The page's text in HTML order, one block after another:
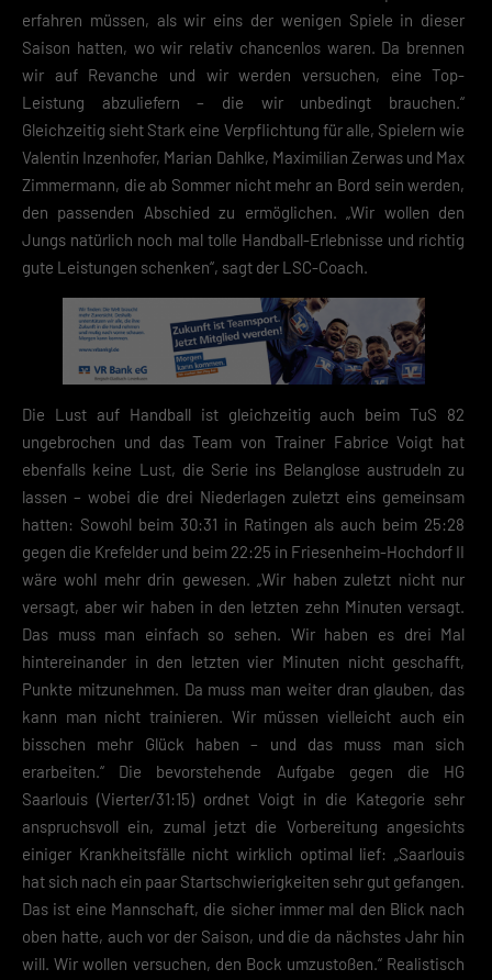
erfahren müssen, als wir eins der wenigen Spiele in dieser
Saison hatten, wo wir relativ chancenlos waren. Da brennen
wir auf Revanche und wir werden versuchen, eine Top-
Leistung abzuliefern – die wir unbedingt brauchen.“
Gleichzeitig sieht Stark eine Verpflichtung für alle, Spielern wie
Valentin Inzenhofer, Marian Dahlke, Maximilian Zerwas und Max
Zimmermann, die ab Sommer nicht mehr an Bord sein werden,
den passenden Abschied zu ermöglichen. „Wir wollen den
Jungs natürlich noch mal tolle Handball-Erlebnisse und richtig
gute Leistungen schenken“, sagt der LSC-Coach.
Die Lust auf Handball ist gleichzeitig auch beim TuS 82
ungebrochen und das Team von Trainer Fabrice Voigt hat
ebenfalls keine Lust, die Serie ins Belanglose austrudeln zu
lassen – wobei die drei Niederlagen zuletzt eins gemeinsam
hatten: Sowohl beim 30:31 in Ratingen als auch beim 25:28
gegen die Krefelder und beim 22:25 in Friesenheim-Hochdorf II
wäre wohl mehr drin gewesen. „Wir haben zuletzt nicht nur
versagt, aber wir haben in den letzten zehn Minuten versagt.
Das muss man einfach so sehen. Wir haben es drei Mal
hintereinander in den letzten vier Minuten nicht geschafft,
Punkte mitzunehmen. Da muss man weiter dran glauben, das
kann man nicht trainieren. Wir müssen vielleicht auch ein
bisschen mehr Glück haben – und das muss man sich
erarbeiten.“ Die bevorstehende Aufgabe gegen die HG
Saarlouis (Vierter/31:15) ordnet Voigt in die Kategorie sehr
anspruchsvoll ein, zumal jetzt die Vorbereitung angesichts
einiger Krankheitsfälle nicht wirklich optimal lief: „Saarlouis
hat sich nach ein paar Startschwierigkeiten sehr gut gefangen.
Das ist eine Mannschaft, die sicher immer mal den Blick nach
oben hatte, auch vor der Saison, und die da nächstes Jahr hin
will. Wir wollen versuchen, den Bock umzustoßen.“ Realistisch
Speichern
Zurück
Datenschutzeinstellungen
Essenziell (2)
Essenzielle Cookies ermöglichen grundlegende Funktionen und sind für die
einwandfreie Funktion der Website erforderlich.
Cookie-Informationen anzeigen
Datenschutzerklärung